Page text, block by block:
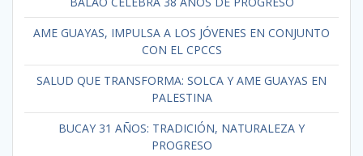
AME GUAYAS, IMPULSA A LOS JÓVENES EN CONJUNTO
CON EL CPCCS
SALUD QUE TRANSFORMA: SOLCA Y AME GUAYAS EN
PALESTINA
BUCAY 31 AÑOS: TRADICIÓN, NATURALEZA Y
PROGRESO